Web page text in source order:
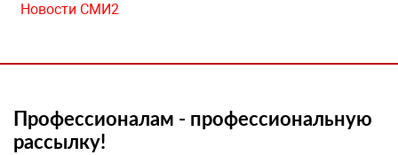
Новости СМИ2
Профессионалам - профессиональную
рассылку!